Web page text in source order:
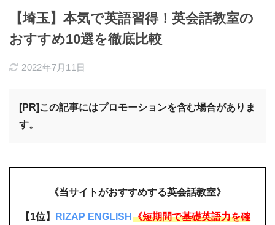
【埼玉】本気で英語習得！英会話教室の
おすすめ10選を徹底比較
2022年7月11日
[PR]この記事にはプロモーションを含む場合がありま
す。
《当サイトがおすすめする英会話教室》
【1位】 RIZAP ENGLISH 《短期間で基礎英語力を確